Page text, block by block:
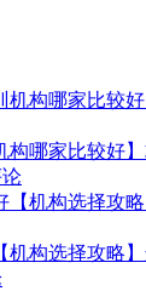
构哪家比较好
论
机构选择攻略